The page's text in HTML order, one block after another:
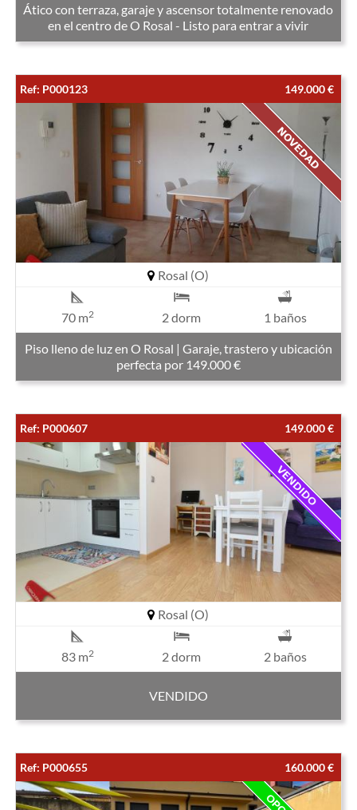
Ático con terraza, garaje y ascensor totalmente renovado
en el centro de O Rosal - Listo para entrar a vivir
Ref: P000123 149.000 €
Rosal (O)
70 m2 2 dorm 1 baños
Piso lleno de luz en O Rosal | Garaje, trastero y ubicación
perfecta por 149.000 €
Ref: P000607 149.000 €
Rosal (O)
83 m2 2 dorm 2 baños
VENDIDO
Ref: P000655 160.000 €